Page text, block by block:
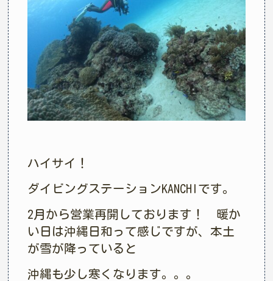
ハイサイ！
ダイビングステーションKANCHIです。
2月から営業再開しております！ 暖か
い日は沖縄日和って感じですが、本土
が雪が降っていると
沖縄も少し寒くなります。。。